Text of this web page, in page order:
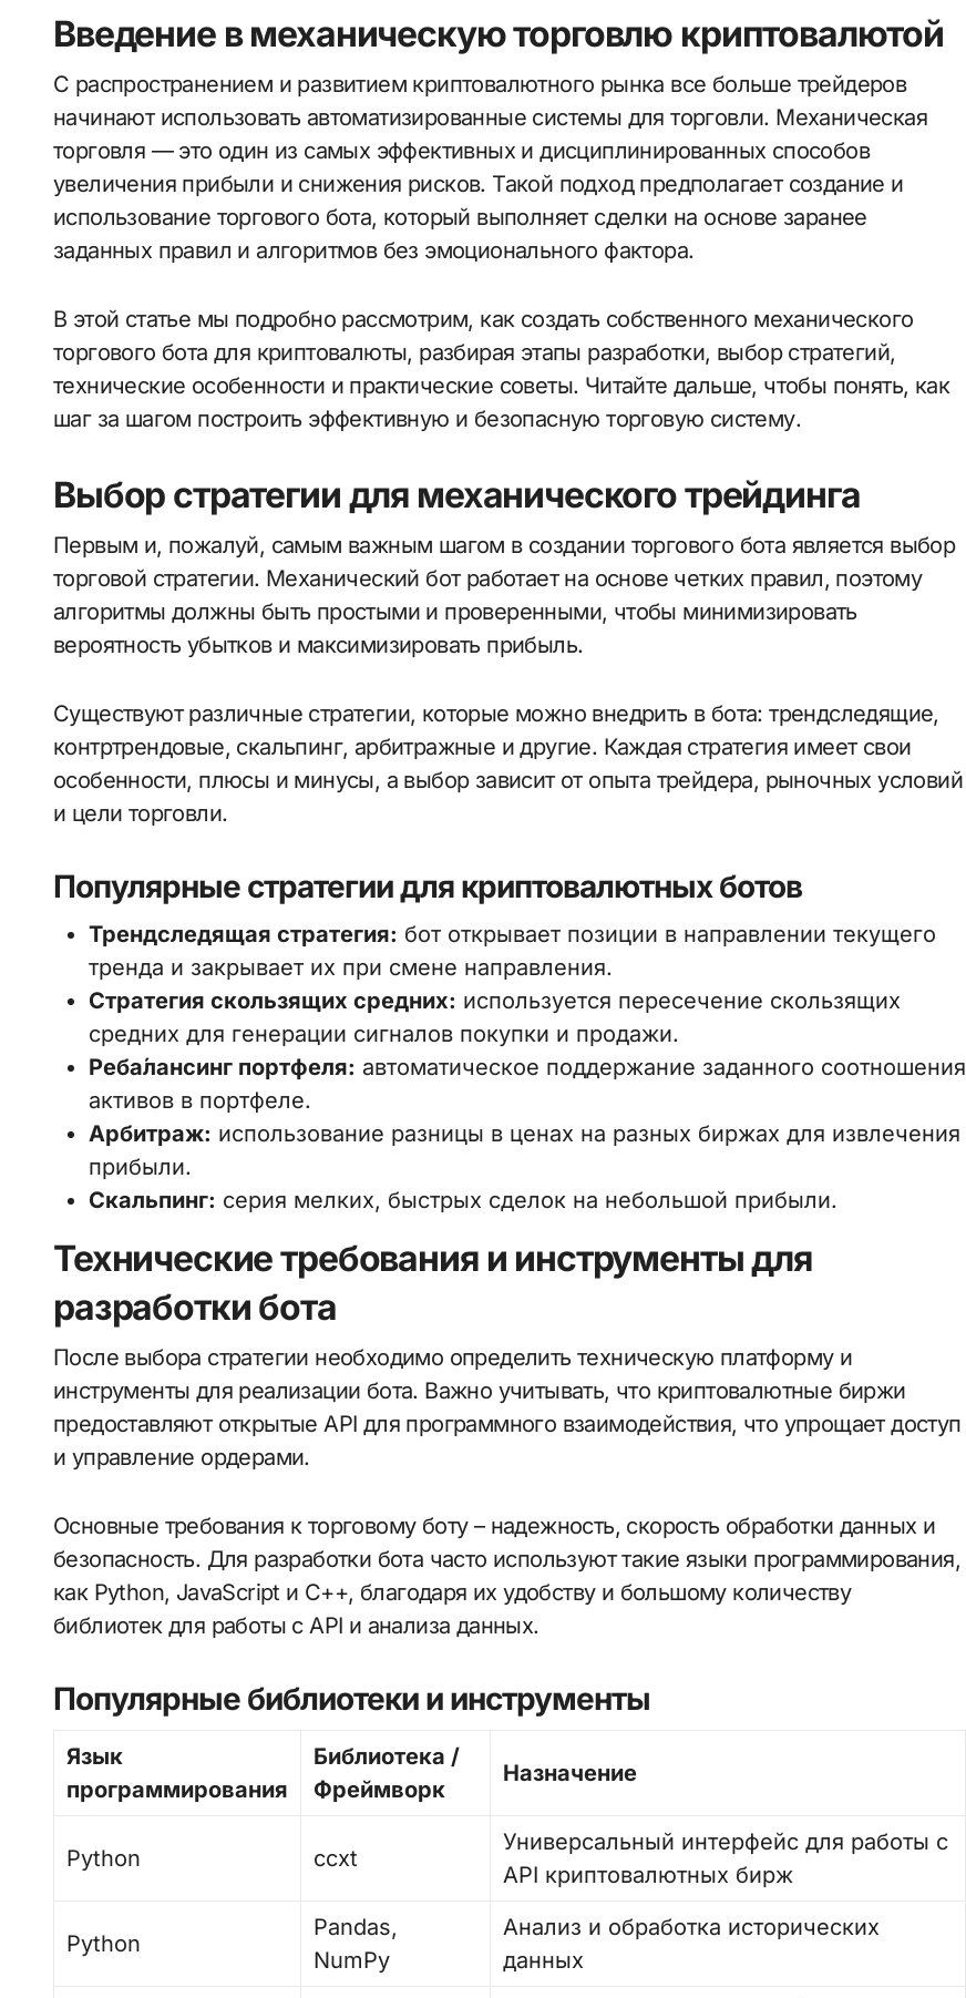
Введение в механическую торговлю криптовалютой
С распространением и развитием криптовалютного рынка все больше трейдеров
начинают использовать автоматизированные системы для торговли. Механическая
торговля — это один из самых эффективных и дисциплинированных способов
увеличения прибыли и снижения рисков. Такой подход предполагает создание и
использование торгового бота, который выполняет сделки на основе заранее
заданных правил и алгоритмов без эмоционального фактора.
В этой статье мы подробно рассмотрим, как создать собственного механического
торгового бота для криптовалюты, разбирая этапы разработки, выбор стратегий,
технические особенности и практические советы. Читайте дальше, чтобы понять, как
шаг за шагом построить эффективную и безопасную торговую систему.
Выбор стратегии для механического трейдинга
Первым и, пожалуй, самым важным шагом в создании торгового бота является выбор
торговой стратегии. Механический бот работает на основе четких правил, поэтому
алгоритмы должны быть простыми и проверенными, чтобы минимизировать
вероятность убытков и максимизировать прибыль.
Существуют различные стратегии, которые можно внедрить в бота: трендследящие,
контртрендовые, скальпинг, арбитражные и другие. Каждая стратегия имеет свои
особенности, плюсы и минусы, а выбор зависит от опыта трейдера, рыночных условий
и цели торговли.
Популярные стратегии для криптовалютных ботов
Трендследящая стратегия: бот открывает позиции в направлении текущего
тренда и закрывает их при смене направления.
Стратегия скользящих средних: используется пересечение скользящих
средних для генерации сигналов покупки и продажи.
Реба́лансинг портфеля: автоматическое поддержание заданного соотношения
активов в портфеле.
Арбитраж: использование разницы в ценах на разных биржах для извлечения
прибыли.
Скальпинг: серия мелких, быстрых сделок на небольшой прибыли.
Технические требования и инструменты для
разработки бота
После выбора стратегии необходимо определить техническую платформу и
инструменты для реализации бота. Важно учитывать, что криптовалютные биржи
предоставляют открытые API для программного взаимодействия, что упрощает доступ
и управление ордерами.
Основные требования к торговому боту – надежность, скорость обработки данных и
безопасность. Для разработки бота часто используют такие языки программирования,
как Python, JavaScript и C++, благодаря их удобству и большому количеству
библиотек для работы с API и анализа данных.
Популярные библиотеки и инструменты
Язык
программирования
Библиотека /
Фреймворк
Назначение
Python ccxt
Универсальный интерфейс для работы с
API криптовалютных бирж
Python
Pandas,
NumPy
Анализ и обработка исторических
данных